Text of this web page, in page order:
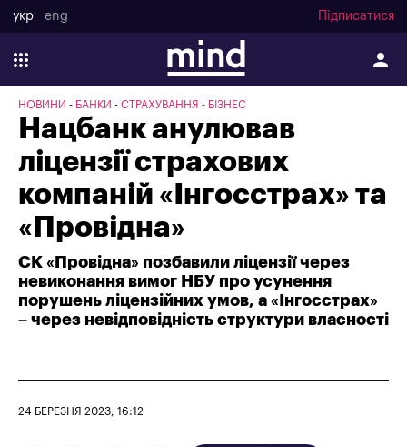
укр eng Підписатися
НОВИНИ БАНКИ СТРАХУВАННЯ БІЗНЕС
Нацбанк анулював
ліцензії страхових
компаній «Інгосстрах» та
«Провідна»
СК «Провідна» позбавили ліцензії через
невиконання вимог НБУ про усунення
порушень ліцензійних умов, а «Інгосстрах»
– через невідповідність структури власності
24 БЕРЕЗНЯ 2023, 16:12